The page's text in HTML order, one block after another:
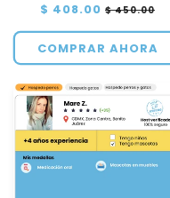
Precio
$ 408.00 Precio
oferta
$ 450.00
COMPRAR AHORA